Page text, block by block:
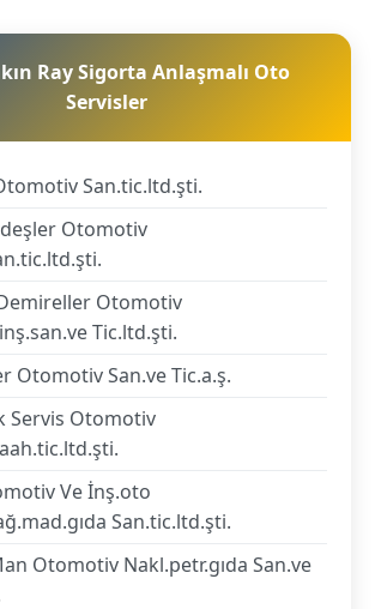
Ray Sigorta Anlaşmalı Oto
Servisler
San.tic.ltd.şti.
Otomotiv
Otomotiv
Tic.ltd.şti.
Otomotiv San.ve Tic.a.ş.
Servis Otomotiv
Ve İnş.oto
San.tic.ltd.şti.
Otomotiv Nakl.petr.gıda San.ve